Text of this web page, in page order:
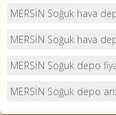
MERSİN Soğuk hava
MERSİN Soğuk hava
MERSİN Soğuk depo
MERSİN Soğuk depo